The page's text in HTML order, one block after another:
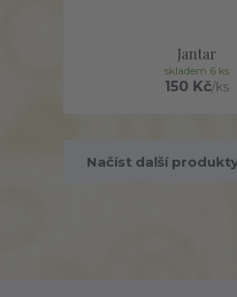
Jantar
150 Kč/ks
skladem 6 ks
Načíst další